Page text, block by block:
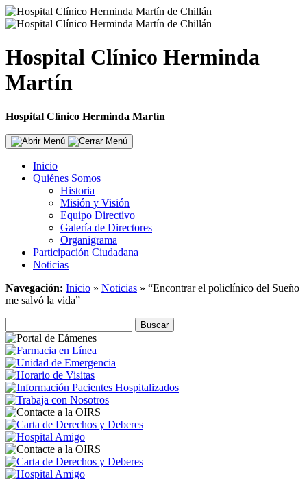
Hospital Clínico Herminda
Martín
Hospital Clínico Herminda Martín
Inicio
Quiénes Somos
Historia
Misión y Visión
Equipo Directivo
Galería de Directores
Organigrama
Participación Ciudadana
Noticias
Navegación: Inicio » Noticias » “Encontrar el policlínico del Sueño
me salvó la vida”